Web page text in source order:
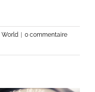
World
0 commentaire